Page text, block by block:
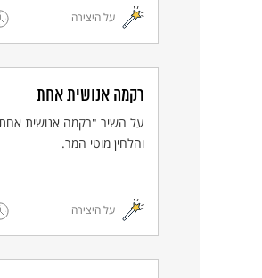
על היצירה
רקמה אנושית אחת
על השיר "רקמה אנושית
והלחין מוטי המר.
על היצירה